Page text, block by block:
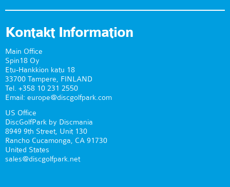
Kontakt Information
Main Office
Spin18 Oy
Etu-Hankkion katu 18
33700 Tampere, FINLAND
Tel. +358 10 231 2550
Email: europe@discgolfpark.com
US Office
DiscGolfPark by Discmania
8949 9th Street, Unit 130
Rancho Cucamonga, CA 91730
United States
sales@discgolfpark.net